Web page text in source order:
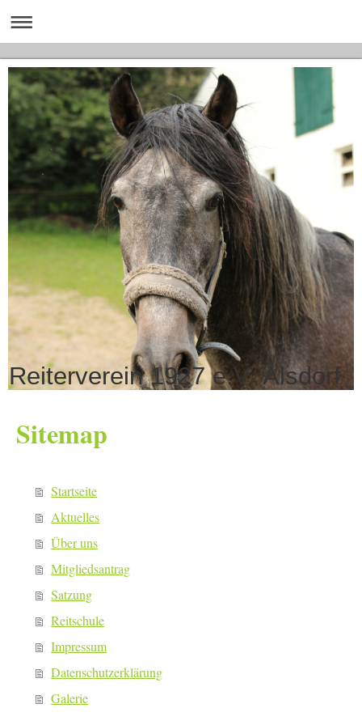
Reiterverein 1927 e.V. Alsdorf
Sitemap
Startseite
Aktuelles
Über uns
Mitgliedsantrag
Satzung
Reitschule
Impressum
Datenschutzerklärung
Galerie